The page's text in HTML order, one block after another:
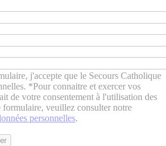
j'accepte que le Secours Catholique
*Pour connaitre et exercer vos
de votre consentement à l'utilisation des
formulaire, veuillez consulter notre
personnelles.